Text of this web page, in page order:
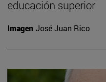
educación superior
Imagen José Juan Rico